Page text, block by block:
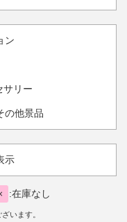
ン
サリー
の他景品
示
在庫なし
います。